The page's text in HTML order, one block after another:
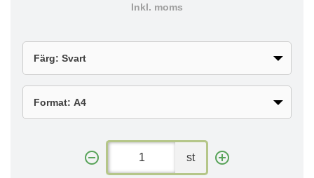
Inkl. moms
st